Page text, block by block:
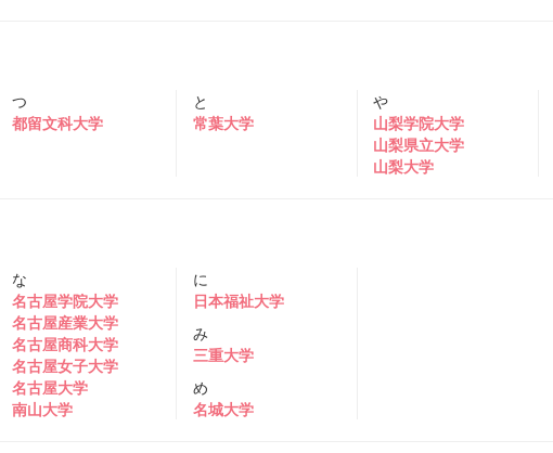
つ
都留文科大学
と
常葉大学
や
山梨学院大学
山梨県立大学
山梨大学
な
名古屋学院大学
名古屋産業大学
名古屋商科大学
名古屋女子大学
名古屋大学
南山大学
に
日本福祉大学
み
三重大学
め
名城大学